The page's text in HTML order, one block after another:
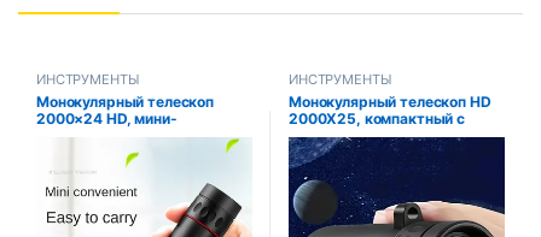
ИНСТРУМЕНТЫ
Монокулярный телескоп
2000×24 HD, мини-
портативный телескоп для
мобильного телефона с
держателем, уличные
телескопы для кемпинга,
охоты, наблюдения за
птицами
ИНСТРУМЕНТЫ
Монокулярный телескоп HD
2000X25, компактный с
ночным видением для
путешествий, пеших
прогулок, рыбалки,
кемпинга, наблюдения за
звездами, концертов и птиц